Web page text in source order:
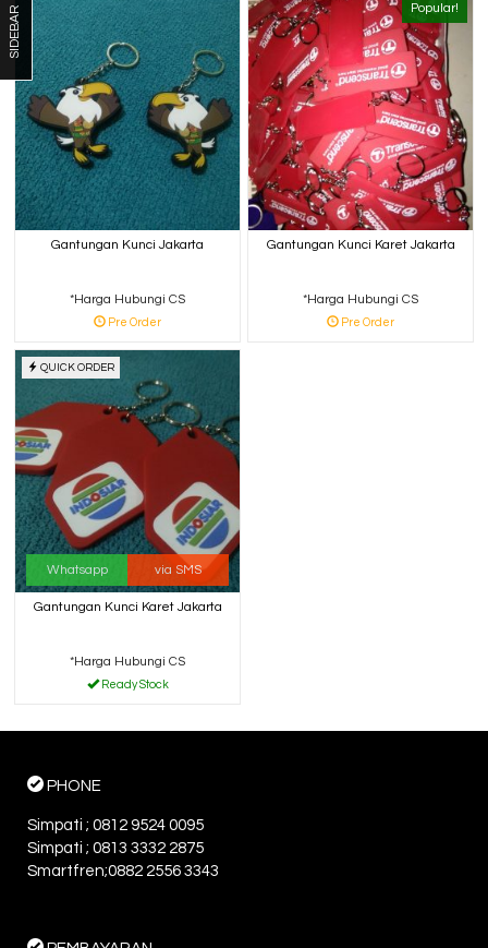
Gantungan Kunci Jakarta
*Harga Hubungi CS
Pre Order
Popular!
Gantungan Kunci Karet Jakarta
*Harga Hubungi CS
Pre Order
QUICK ORDER
Whatsapp via SMS
Gantungan Kunci Karet Jakarta
*Harga Hubungi CS
Ready Stock
SIDEBAR
PHONE
Simpati ; 0812 9524 0095
Simpati ; 0813 3332 2875
Smartfren;0882 2556 3343